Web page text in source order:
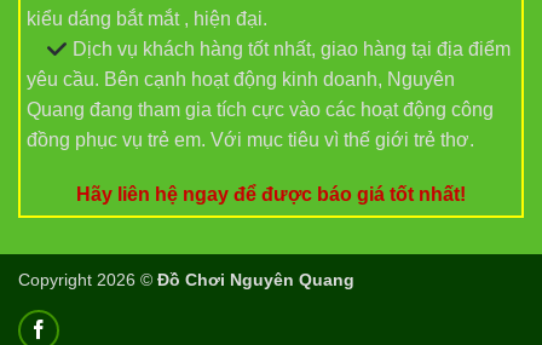
kiểu dáng bắt mắt , hiện đại.
Dịch vụ khách hàng tốt nhất, giao hàng tại địa điểm
yêu cầu. Bên cạnh hoạt động kinh doanh, Nguyên
Quang đang tham gia tích cực vào các hoạt động công
đồng phục vụ trẻ em. Với mục tiêu vì thế giới trẻ thơ.
Hãy liên hệ ngay để được báo giá tốt nhất!
Copyright 2026 © Đồ Chơi Nguyên Quang